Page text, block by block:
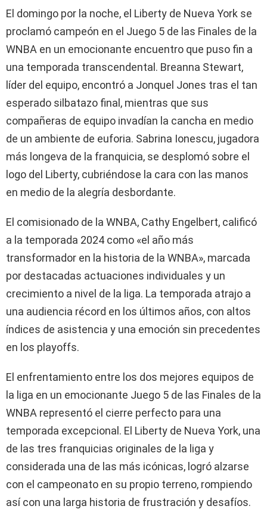
El domingo por la noche, el Liberty de Nueva York se
proclamó campeón en el Juego 5 de las Finales de la
WNBA en un emocionante encuentro que puso fin a
una temporada transcendental. Breanna Stewart,
líder del equipo, encontró a Jonquel Jones tras el tan
esperado silbatazo final, mientras que sus
compañeras de equipo invadían la cancha en medio
de un ambiente de euforia. Sabrina Ionescu, jugadora
más longeva de la franquicia, se desplomó sobre el
logo del Liberty, cubriéndose la cara con las manos
en medio de la alegría desbordante.
El comisionado de la WNBA, Cathy Engelbert, calificó
a la temporada 2024 como «el año más
transformador en la historia de la WNBA», marcada
por destacadas actuaciones individuales y un
crecimiento a nivel de la liga. La temporada atrajo a
una audiencia récord en los últimos años, con altos
índices de asistencia y una emoción sin precedentes
en los playoffs.
El enfrentamiento entre los dos mejores equipos de
la liga en un emocionante Juego 5 de las Finales de la
WNBA representó el cierre perfecto para una
temporada excepcional. El Liberty de Nueva York, una
de las tres franquicias originales de la liga y
considerada una de las más icónicas, logró alzarse
con el campeonato en su propio terreno, rompiendo
así con una larga historia de frustración y desafíos.